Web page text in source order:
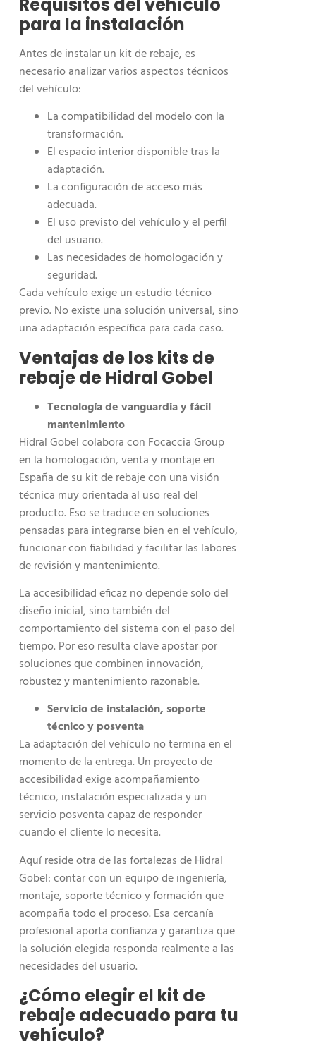
para la instalación
Antes de instalar un kit de rebaje, es
necesario analizar varios aspectos técnicos
del vehículo:
La compatibilidad del modelo con la
transformación.
El espacio interior disponible tras la
adaptación.
La configuración de acceso más
adecuada.
El uso previsto del vehículo y el perfil
del usuario.
Las necesidades de homologación y
seguridad.
Cada vehículo exige un estudio técnico
previo. No existe una solución universal, sino
una adaptación específica para cada caso.
Ventajas de los kits de
rebaje de Hidral Gobel
Tecnología de vanguardia y fácil
mantenimiento
Hidral Gobel colabora con Focaccia Group
en la homologación, venta y montaje en
España de su kit de rebaje con una visión
técnica muy orientada al uso real del
producto. Eso se traduce en soluciones
pensadas para integrarse bien en el vehículo,
funcionar con fiabilidad y facilitar las labores
de revisión y mantenimiento.
La accesibilidad eficaz no depende solo del
diseño inicial, sino también del
comportamiento del sistema con el paso del
tiempo. Por eso resulta clave apostar por
soluciones que combinen innovación,
robustez y mantenimiento razonable.
Servicio de instalación, soporte
técnico y posventa
La adaptación del vehículo no termina en el
momento de la entrega. Un proyecto de
accesibilidad exige acompañamiento
técnico, instalación especializada y un
servicio posventa capaz de responder
cuando el cliente lo necesita.
Aquí reside otra de las fortalezas de Hidral
Gobel: contar con un equipo de ingeniería,
montaje, soporte técnico y formación que
acompaña todo el proceso. Esa cercanía
profesional aporta confianza y garantiza que
la solución elegida responda realmente a las
necesidades del usuario.
¿Cómo elegir el kit de
rebaje adecuado para tu
vehículo?